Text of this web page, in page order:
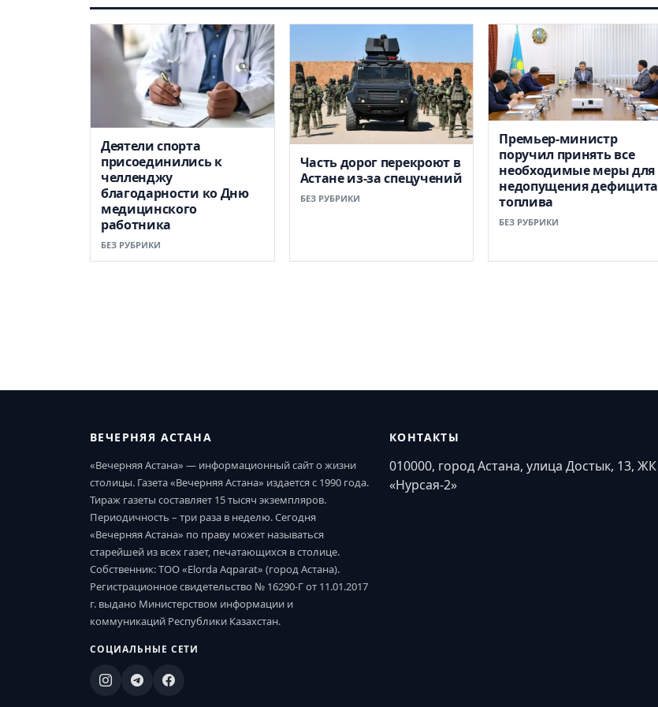
Деятели спорта
присоединились к
челленджу
благодарности ко Дню
медицинского
работника
БЕЗ РУБРИКИ
Часть дорог перекроют в
Астане из-за спецучений
БЕЗ РУБРИКИ
Премьер-министр
поручил принять все
необходимые меры для
недопущения дефицита
топлива
БЕЗ РУБРИКИ
ВЕЧЕРНЯЯ АСТАНА
«Вечерняя Астана» — информационный сайт о жизни
столицы. Газета «Вечерняя Астана» издается с 1990 года.
Тираж газеты составляет 15 тысяч экземпляров.
Периодичность – три раза в неделю. Сегодня
«Вечерняя Астана» по праву может называться
старейшей из всех газет, печатающихся в столице.
Собственник: ТОО «Elorda Aqparat» (город Астана).
Регистрационное свидетельство № 16290-Г от 11.01.2017
г. выдано Министерством информации и
коммуникаций Республики Казахстан.
СОЦИАЛЬНЫЕ СЕТИ
КОНТАКТЫ
010000, город Астана, улица Достык, 13, ЖК
«Нурсая-2»